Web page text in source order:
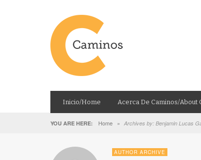
Inicio/Home Acerca De Caminos/About
YOU ARE HERE: Home » Archives by: Benjamin Lucas
AUTHOR ARCHIVE